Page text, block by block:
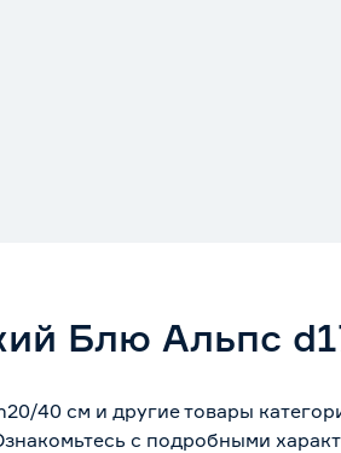
Блю Альпс
40 см и другие товары
с подробными